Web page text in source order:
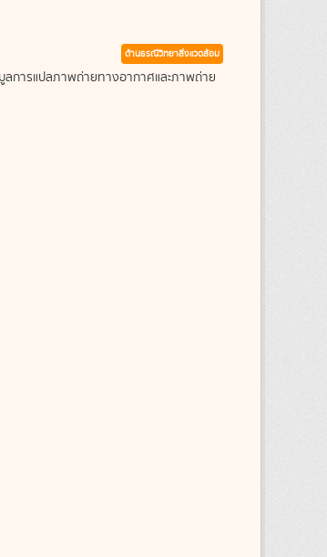
ด้านธรณีวิทยาสิ่งแวดล้อม
ลการแปลภาพถ่ายทางอากาศและภาพถ่าย